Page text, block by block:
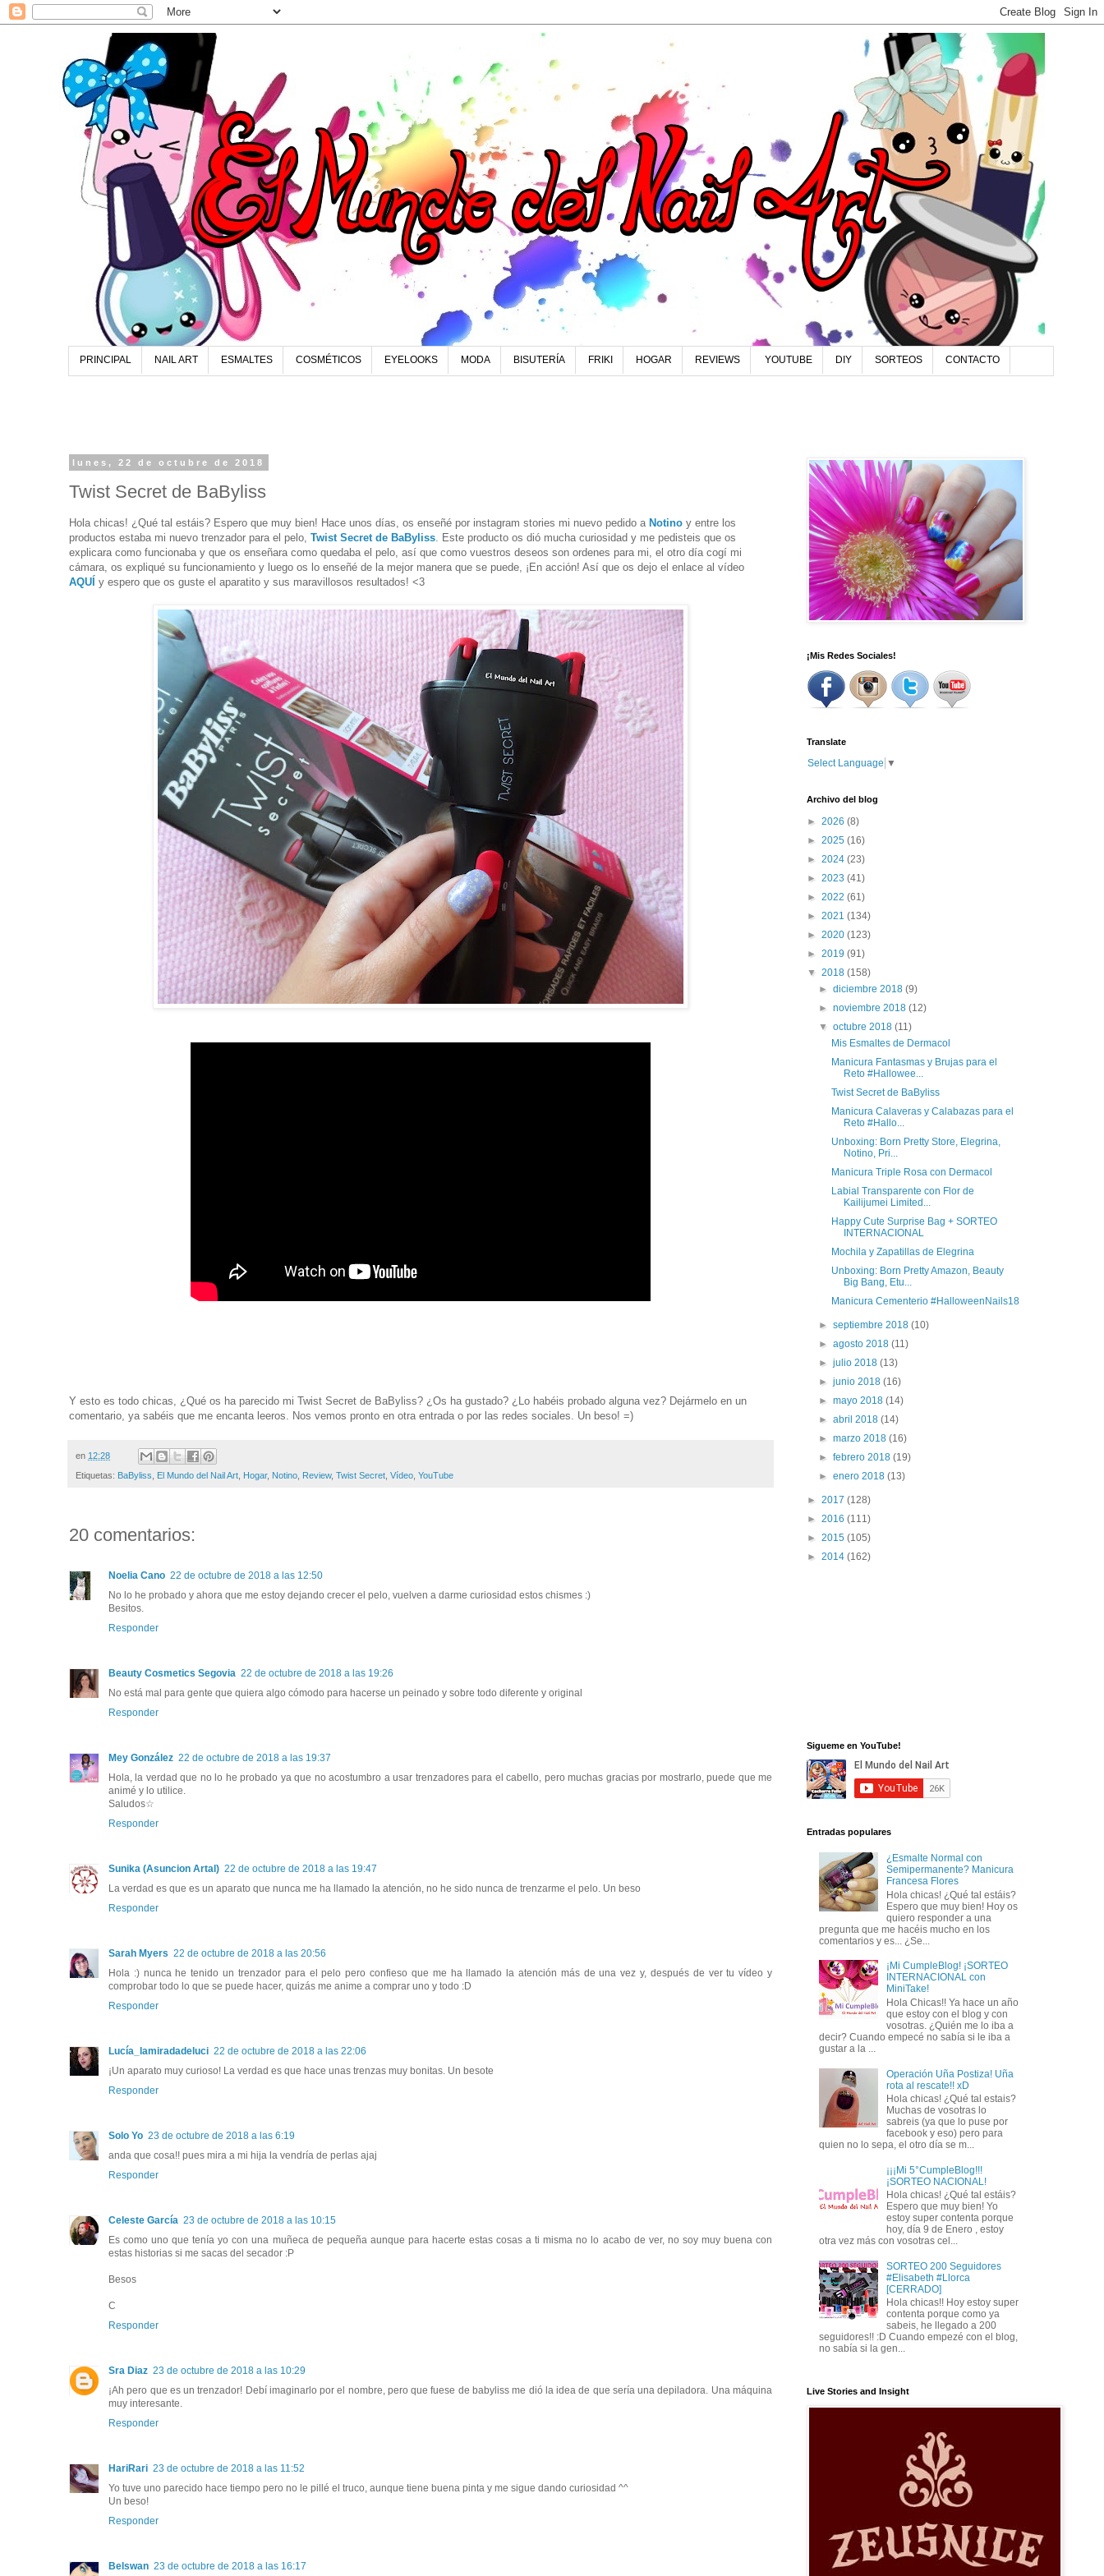
PRINCIPAL NAIL ART ESMALTES COSMÉTICOS EYELOOKS MODA BISUTERÍA FRIKI HOGAR REVIEWS YOUTUBE DIY SORTEOS CONTACTO
lunes, 22 de octubre de 2018
Twist Secret de BaByliss
Hola chicas! ¿Qué tal estáis? Espero que muy bien! Hace unos días, os enseñé por instagram stories mi nuevo pedido a Notino y entre los
productos estaba mi nuevo trenzador para el pelo, Twist Secret de BaByliss . Este producto os dió mucha curiosidad y me pedisteis que os
explicara como funcionaba y que os enseñara como quedaba el pelo, así que como vuestros deseos son ordenes para mi, el otro día cogí mi
cámara, os expliqué su funcionamiento y luego os lo enseñé de la mejor manera que se puede, ¡En acción! Así que os dejo el enlace al vídeo
AQUÍ y espero que os guste el aparatito y sus maravillosos resultados! <3
Y esto es todo chicas, ¿Qué os ha parecido mi Twist Secret de BaByliss? ¿Os ha gustado? ¿Lo habéis probado alguna vez? Dejármelo en un
comentario, ya sabéis que me encanta leeros. Nos vemos pronto en otra entrada o por las redes sociales. Un beso! =)
en 12:28
Etiquetas: BaByliss El Mundo del Nail Art Hogar, Notino Review, Twist Secret Vídeo YouTube
20 comentarios:
Noelia Cano 22 de octubre de 2018 a las 12:50
No lo he probado y ahora que me estoy dejando crecer el pelo, vuelven a darme curiosidad estos chismes :)
Besitos.
Responder
Beauty Cosmetics Segovia 22 de octubre de 2018 a las 19:26
No está mal para gente que quiera algo cómodo para hacerse un peinado y sobre todo diferente y original
Responder
Mey González 22 de octubre de 2018 a las 19:37
Hola, la verdad que no lo he probado ya que no acostumbro a usar trenzadores para el cabello, pero muchas gracias por mostrarlo, puede que me
animé y lo utilice.
Saludos☆
Responder
Sunika (Asuncion Artal) 22 de octubre de 2018 a las 19:47
La verdad es que es un aparato que nunca me ha llamado la atención, no he sido nunca de trenzarme el pelo. Un beso
Responder
Sarah Myers 22 de octubre de 2018 a las 20:56
Hola :) nunca he tenido un trenzador para el pelo pero confieso que me ha llamado la atención más de una vez y, después de ver tu vídeo y
comprobar todo lo que se puede hacer, quizás me anime a comprar uno y todo :D
Responder
Lucía_lamiradadeluci 22 de octubre de 2018 a las 22:06
¡Un aparato muy curioso! La verdad es que hace unas trenzas muy bonitas. Un besote
Responder
Solo Yo 23 de octubre de 2018 a las 6:19
anda que cosa!! pues mira a mi hija la vendría de perlas ajaj
Responder
Celeste García 23 de octubre de 2018 a las 10:15
Es como uno que tenía yo con una muñeca de pequeña aunque para hacerte estas cosas a ti misma no lo acabo de ver, no soy muy buena con
estas historias si me sacas del secador :P
Besos
C
Responder
Sra Diaz 23 de octubre de 2018 a las 10:29
¡Ah pero que es un trenzador! Debí imaginarlo por el nombre, pero que fuese de babyliss me dió la idea de que sería una depiladora. Una máquina
muy interesante.
Responder
HariRari 23 de octubre de 2018 a las 11:52
Yo tuve uno parecido hace tiempo pero no le pillé el truco, aunque tiene buena pinta y me sigue dando curiosidad ^^
Un beso!
Responder
Belswan 23 de octubre de 2018 a las 16:17
¡Mis Redes Sociales!
Translate
Select Language ▼
Archivo del blog
► 2026 (8)
► 2025 (16)
► 2024 (23)
► 2023 (41)
► 2022 (61)
► 2021 (134)
► 2020 (123)
► 2019 (91)
▼ 2018 (158)
►diciembre 2018(9)
►noviembre 2018(12)
▼octubre 2018(11)
Mis Esmaltes de Dermacol
Manicura Fantasmas y Brujas para el
Reto #Hallowee...
Twist Secret de BaByliss
Manicura Calaveras y Calabazas para el
Reto #Hallo...
Unboxing: Born Pretty Store, Elegrina,
Notino, Pri...
Manicura Triple Rosa con Dermacol
Labial Transparente con Flor de
Kailijumei Limited...
Happy Cute Surprise Bag + SORTEO
INTERNACIONAL
Mochila y Zapatillas de Elegrina
Unboxing: Born Pretty Amazon, Beauty
Big Bang, Etu...
Manicura Cementerio #HalloweenNails18
►septiembre 2018(10)
►agosto 2018(11)
►julio 2018(13)
►junio 2018(16)
►mayo 2018(14)
►abril 2018(14)
►marzo 2018(16)
►febrero 2018(19)
►enero 2018(13)
► 2017 (128)
► 2016 (111)
► 2015 (105)
► 2014 (162)
Sigueme en YouTube!
Entradas populares
¿Esmalte Normal con
Semipermanente? Manicura
Francesa Flores
Hola chicas! ¿Qué tal estáis?
Espero que muy bien! Hoy os
quiero responder a una
pregunta que me hacéis mucho en los
comentarios y es... ¿Se...
¡Mi CumpleBlog! ¡SORTEO
INTERNACIONAL con
MiniTake!
Hola Chicas!! Ya hace un año
que estoy con el blog y con
vosotras. ¿Quién me lo iba a
decir? Cuando empecé no sabía si le iba a
gustar a la ...
Operación Uña Postiza! Uña
rota al rescate!! xD
Hola chicas! ¿Qué tal estais?
Muchas de vosotras lo
sabreis (ya que lo puse por
facebook y eso) pero para
quien no lo sepa, el otro día se m...
¡¡¡Mi 5°CumpleBlog!!!
¡SORTEO NACIONAL!
Hola chicas! ¿Qué tal estáis?
Espero que muy bien! Yo
estoy super contenta porque
hoy, día 9 de Enero , estoy
otra vez más con vosotras cel...
SORTEO 200 Seguidores
#Elisabeth #Llorca
[CERRADO]
Hola chicas!! Hoy estoy super
contenta porque como ya
sabeis, he llegado a 200
seguidores!! :D Cuando empezé con el blog,
no sabía si la gen...
Live Stories and Insight